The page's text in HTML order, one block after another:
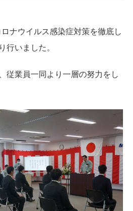
ナウイルス感染症対策を徹底し
行いました。
従業員一同より一層の努力をし